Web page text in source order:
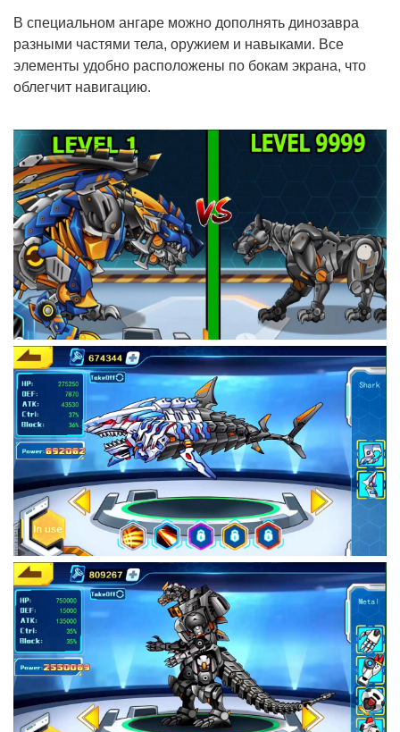
В специальном ангаре можно дополнять динозавра
разными частями тела, оружием и навыками. Все
элементы удобно расположены по бокам экрана, что
облегчит навигацию.